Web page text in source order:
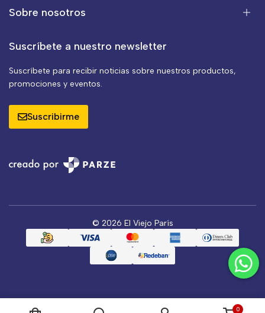
Sobre nosotros
Suscríbete a nuestro newsletter
Suscríbete para recibir noticias sobre nuestros productos,
promociones y eventos.
Suscribirme
© 2026 El Viejo París
0